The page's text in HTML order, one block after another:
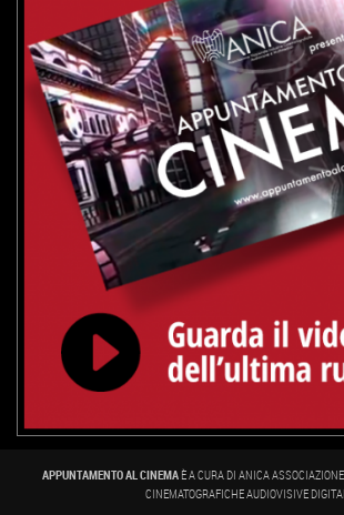
APPUNTAMENTO AL CINEMAÈ A CURA DI ANICA
CINEMATOGRAFICHE AUDIOVISIVE